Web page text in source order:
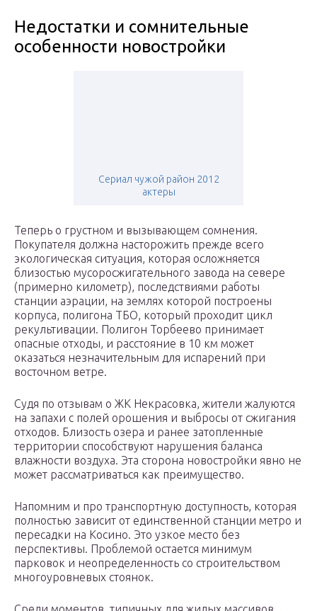
Недостатки и сомнительные
особенности новостройки
Сериал чужой район 2012
актеры
Теперь о грустном и вызывающем сомнения.
Покупателя должна насторожить прежде всего
экологическая ситуация, которая осложняется
близостью мусоросжигательного завода на севере
(примерно километр), последствиями работы
станции аэрации, на землях которой построены
корпуса, полигона ТБО, который проходит цикл
рекультивации. Полигон Торбеево принимает
опасные отходы, и расстояние в 10 км может
оказаться незначительным для испарений при
восточном ветре.
Судя по отзывам о ЖК Некрасовка, жители жалуются
на запахи с полей орошения и выбросы от сжигания
отходов. Близость озера и ранее затопленные
территории способствуют нарушения баланса
влажности воздуха. Эта сторона новостройки явно не
может рассматриваться как преимущество.
Напомним и про транспортную доступность, которая
полностью зависит от единственной станции метро и
пересадки на Косино. Это узкое место без
перспективы. Проблемой остается минимум
парковок и неопределенность со строительством
многоуровневых стоянок.